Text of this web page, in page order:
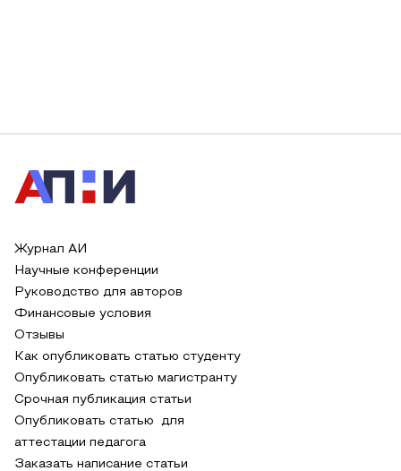
Журнал АИ
Научные конференции
Руководство для авторов
Финансовые условия
Отзывы
Как опубликовать статью студенту
Опубликовать статью магистранту
Срочная публикация статьи
Опубликовать статью для
аттестации педагога
Заказать написание статьи